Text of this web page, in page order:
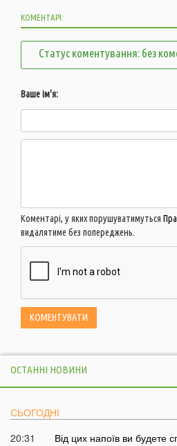
КОМЕНТАРІ:
Статус коментування: без
Ваше ім'я:
Коментарі, у яких порушуватимуться
видалятиме без попереджень.
ОСТАННІ НОВИНИ
СЬОГОДНІ
20:31
Від цих напоїв ви будете